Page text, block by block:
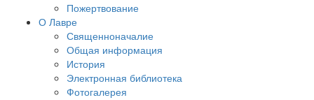
Пожертвование
О Лавре
Священноначалие
Общая информация
История
Электронная библиотека
Фотогалерея